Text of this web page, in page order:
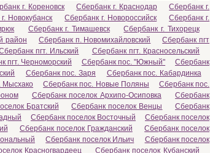
г. Кореновск Сбербанк г. Краснодар
Сбербанк г.
Новокубанск Сбербанк г. Новороссийск
Сбербанк г.
Сбербанк г. Тимашевск
Сбербанк г. Тихорецк
район Сбербанк п. Новомихайловский
Сбербанк пгт
пгт. Ильский
Сбербанк пгт. Красносельский
пгт. Черноморский Сбербанк пос. "Южный"
Сбербанк
Сбербанк пос. Заря
Сбербанк пос. Кабардинка
Мысхако Сбербанк пос. Новые Поляны
Сбербанк пос.
Сбербанк поселок Архипо-Осиповка
Сбербанк
Братский Сбербанк поселок Венцы
Сбербанк
Сбербанк поселок Восточный
Сбербанк поселок
Сбербанк поселок Гражданский
Сбербанк поселок
Сбербанк поселок Ильич
Сбербанк поселок
Красногвардеец
Сбербанк поселок Кубанский